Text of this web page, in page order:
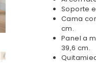
Soporte
Cama
cm.
Panel a
39,6 cm.